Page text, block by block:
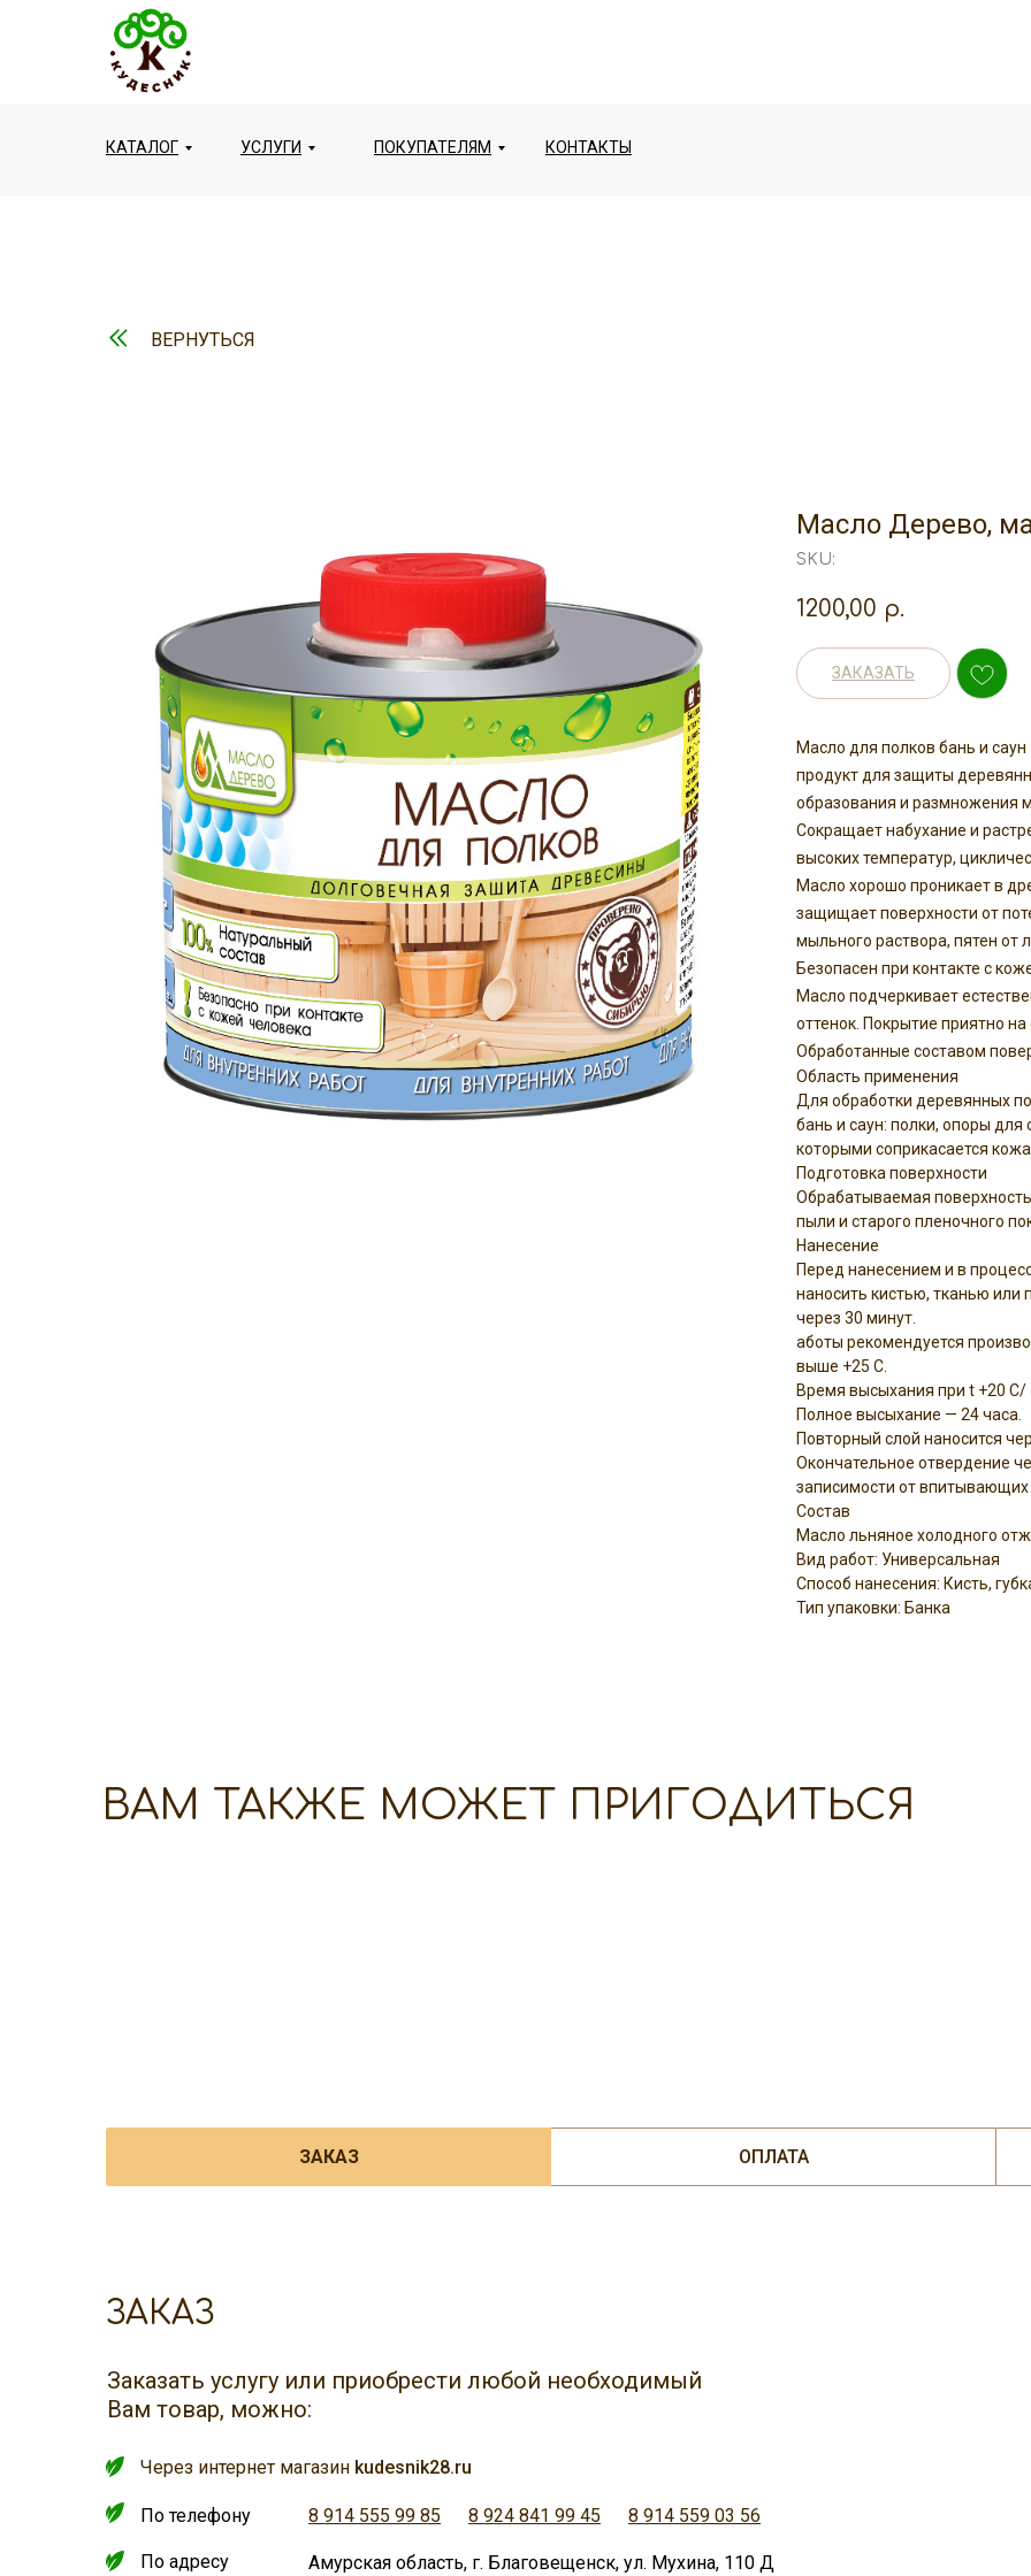
КОНТАКТЫ
КАТАЛОГ ПОКУПАТЕЛЯМ
УСЛУГИ
ВЕРНУТЬСЯ
Масло Дерево,
SKU:
1200,00 р.
ЗАКАЗАТЬ
Масло для полков бань и
продукт для защиты
образования и размножения
Сокращает набухание и
высоких температур,
Масло хорошо проникает в
защищает поверхности от
мыльного раствора, пятен от
Безопасен при контакте с
Масло подчеркивает
оттенок. Покрытие приятно
Обработанные составом
Область применения
Для обработки деревянных
бань и саун: полки, опоры для
которыми соприкасается кожа
Подготовка поверхности
Обрабатываемая
пыли и старого пленочного
Нанесение
Перед нанесением и в
наносить кистью, тканью или
через 30 минут.
аботы рекомендуется
выше +25 С.
Время высыхания при t +20 C/
Полное высыхание — 24 часа.
Повторный слой наносится
Окончательное отвердение
записимости от впитывающих
Состав
Масло льняное холодного
Вид работ: Универсальная
Способ нанесения: Кисть,
Тип упаковки: Банка
ВАМ ТАКЖЕ МОЖЕТ ПРИГОДИТЬСЯ
ЗАКАЗ ОПЛАТА
ЗАКАЗ
Амурская область, г. Благовещенск, ул. Мухина, 110 Д
8 914 555 99 85 8 924 841 99 45
По телефону
По адресу
8 914 559 03 56
Через интернет магазин kudesnik28.ru
Заказать услугу или приобрести любой необходимый
Вам товар, можно: